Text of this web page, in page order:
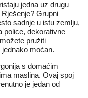
jedna uz drugu
Grupni
sadnje u istu zemlju,
police, dekorativne
pružiti
jednako moćan.
s domaćim
maslina. Ovaj spoj
je jedan od